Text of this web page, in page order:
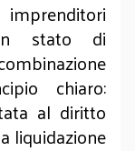
stato di
chiaro:
al diritto
liquidazione